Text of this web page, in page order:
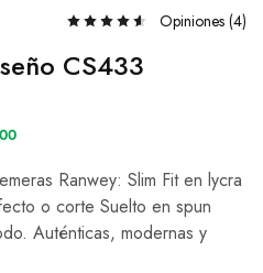
Opiniones (4)
CS433
Ranwey: Slim Fit en lycra
o corte Suelto en spun
Auténticas, modernas y